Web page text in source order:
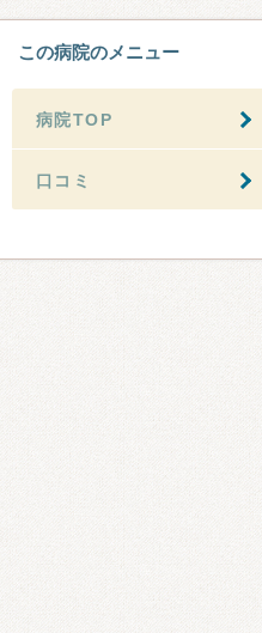
この病院のメニュー
病院TOP
口コミ